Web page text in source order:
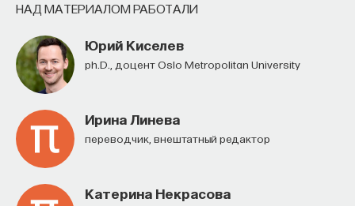
НАД МАТЕРИАЛОМ РАБОТАЛИ
Юрий Киселев
Ph.D., доцент Oslo Metropolitan University
Ирина Линева
Переводчик, внештатный редактор
Катерина Некрасова